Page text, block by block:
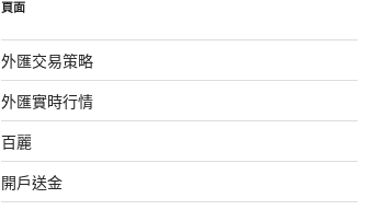
字:
頁面
外匯交易策略
外匯實時行情
百麗
開戶送金